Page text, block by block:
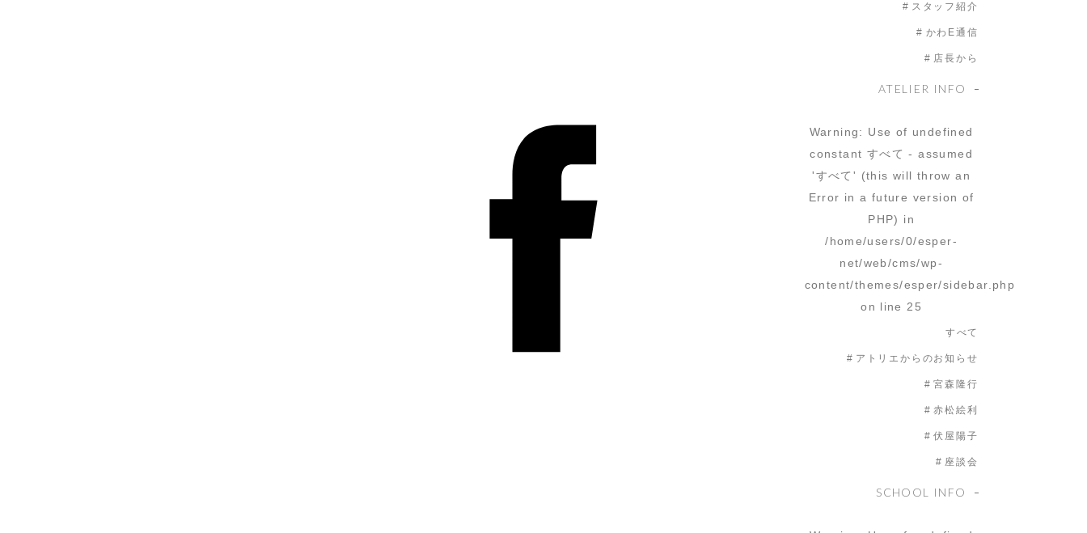
スタッフ紹介
かわE通信
店長から
ATELIER INFO
Warning: Use of undefined
constant すべて - assumed
'すべて' (this will throw an
Error in a future version of
PHP) in
/home/users/0/esper-
net/web/cms/wp-
content/themes/esper/sidebar.php
on line 25
すべて
アトリエからのお知らせ
宮森隆行
赤松絵利
伏屋陽子
座談会
SCHOOL INFO